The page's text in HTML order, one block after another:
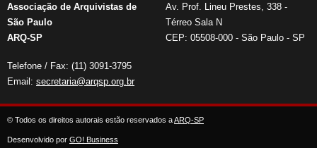
Associação de Arquivistas de
São Paulo
ARQ-SP
Av. Prof. Lineu Prestes, 338 -
Térreo Sala N
CEP: 05508-000 - São Paulo - SP
Telefone / Fax: (11) 3091-3795
Email: secretaria@arqsp.org.br
© Todos os direitos autorais estão reservados aARQ-SP
Desenvolvido por GO! Business